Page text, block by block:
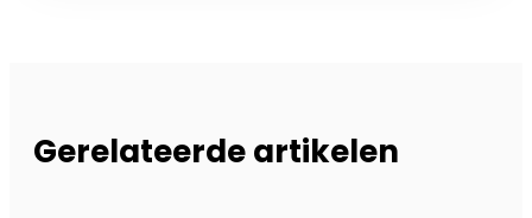
Gerelateerde artikelen